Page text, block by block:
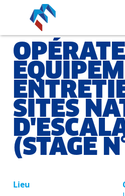
SITES
(STAGE
Lieu